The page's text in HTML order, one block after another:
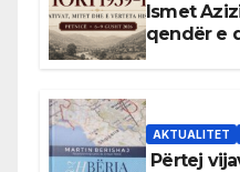
Ismet
qendër e
AKTUALITET
Përtej